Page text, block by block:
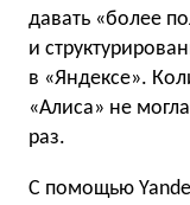
давать «более
и
в «Яндексе».
«Алиса» не
раз.
С помощью